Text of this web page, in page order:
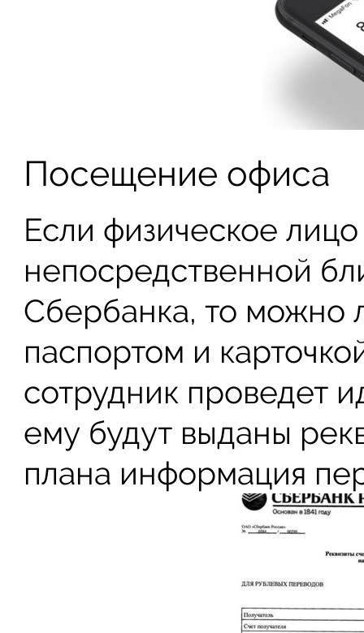
Посещение офиса
Если физическое
непосредственной
Сбербанка, то можно
паспортом и
сотрудник проведет
ему будут выданы
плана информация